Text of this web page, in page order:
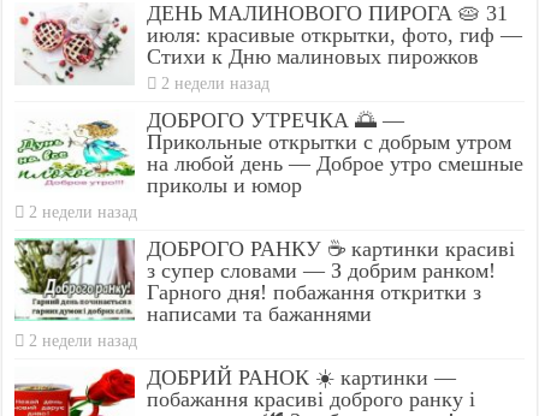
ДЕНЬ МАЛИНОВОГО ПИРОГА 🥧 31
июля: красивые открытки, фото, гиф —
Стихи к Дню малиновых пирожков
2 недели назад
ДОБРОГО УТРЕЧКА 🌅 —
Прикольные открытки с добрым утром
на любой день — Доброе утро смешные
приколы и юмор
2 недели назад
ДОБРОГО РАНКУ ☕ картинки красиві
з супер словами — З добрим ранком!
Гарного дня! побажання откритки з
написами та бажаннями
2 недели назад
ДОБРИЙ РАНОК ☀️ картинки —
побажання красиві доброго ранку і